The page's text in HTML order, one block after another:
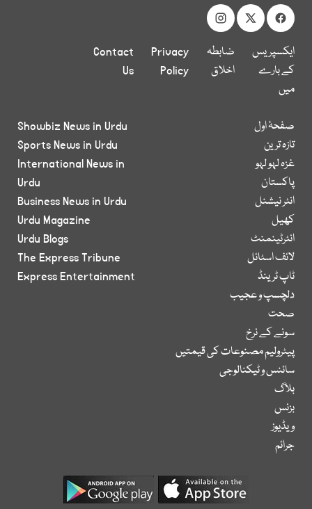
ایکسپریس
کے بارے
میں
ضابطہ
اخلاق
Privacy
Policy
Contact
Us
صفحۂ اول
تازہ ترین
غزہ لہو لہو
پاکستان
انٹر نیشنل
کھیل
انٹرٹینمنٹ
لائف اسٹائل
ٹاپ ٹرینڈ
دلچسپ و عجیب
صحت
سونے کے نرخ
پیٹرولیم مصنوعات کی قیمتیں
سائنس و ٹیکنالوجی
بلاگ
بزنس
ویڈیوز
جرائم
Showbiz News in Urdu
Sports News in Urdu
International News in
Urdu
Business News in Urdu
Urdu Magazine
Urdu Blogs
The Express Tribune
Express Entertainment